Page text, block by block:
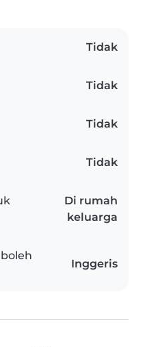
Tidak
Tidak
Tidak
Tidak
Di rumah
keluarga
Inggeris